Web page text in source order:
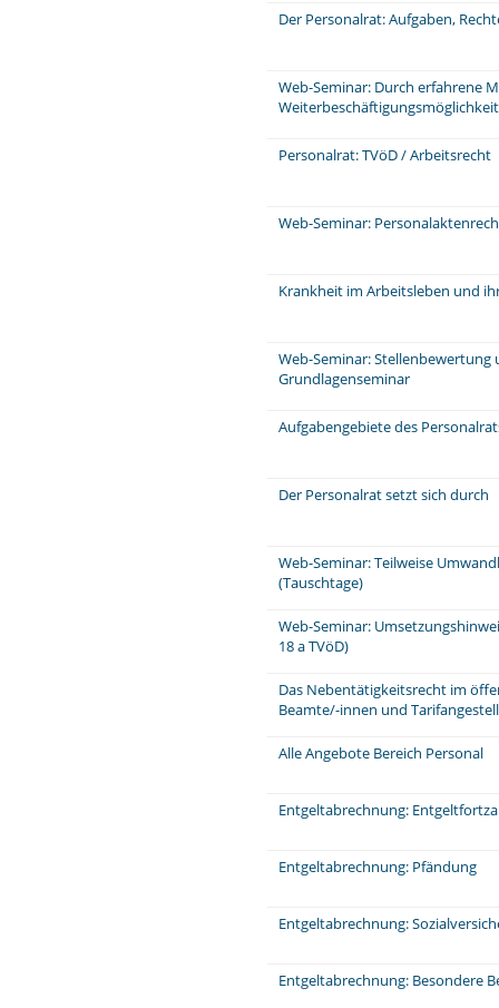
Der Personalrat: Aufgaben,
Web-Seminar: Durch erfahrene
Personalrat: TVöD / Arbeitsrecht
Web-Seminar:
Krankheit im Arbeitsleben und
Web-Seminar: Stellenbewertung
Grundlagenseminar
Aufgabengebiete des
Der Personalrat setzt sich durch
Web-Seminar: Teilweise
(Tauschtage)
Web-Seminar:
18 a TVöD)
Das Nebentätigkeitsrecht im
Beamte/-innen und
Alle Angebote Bereich Personal
Entgeltabrechnung:
Entgeltabrechnung: Pfändung
Entgeltabrechnung:
Entgeltabrechnung: Besondere